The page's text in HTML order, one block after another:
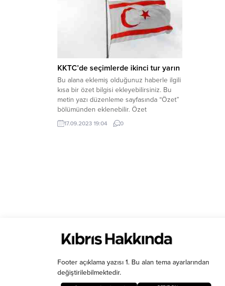
KKTC’de seçimlerde ikinci tur yarın
Bu alana eklemiş olduğunuz haberle ilgili
kısa bir özet bilgisi ekleyebilirsiniz. Bu
metin yazı düzenleme sayfasında “Özet”
bölümünden eklenebilir. Özet
eklenmişse başlık altında kalın olarak bu
şekilde gösterilir, eklenmemişse bu alan
17.09.2023 19:04 0
Footer açıklama yazısı 1. Bu alan tema ayarlarından
değiştirilebilmektedir.